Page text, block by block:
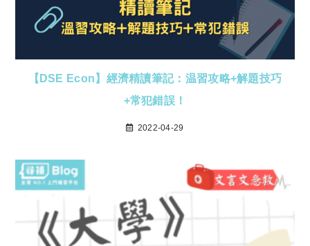
【DSE Econ】經濟精讀筆記：温習攻略+解題技巧
+常犯錯誤！
2022-04-29